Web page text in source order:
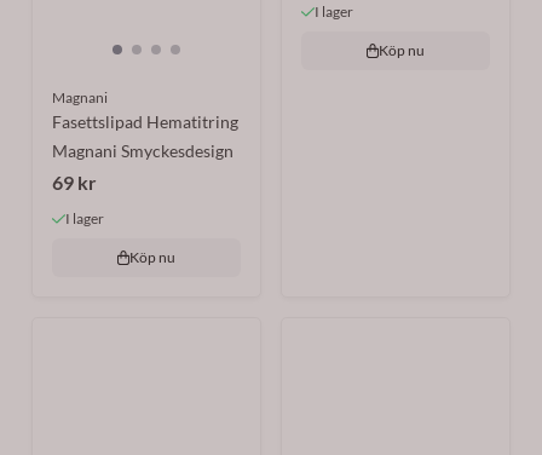
Magnani
Fasettslipad Hematitring
Magnani Smyckesdesign
69 kr
I lager
Köp nu
I lager
Köp nu